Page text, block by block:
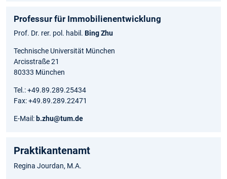
Professur für Immobilienentwicklung
Prof. Dr. rer. pol. habil. Bing Zhu
Technische Universität München
Arcisstraße 21
80333 München
Tel.: +49.89.289.25434
Fax: +49.89.289.22471
E-Mail: b.zhu@tum.de
Praktikantenamt
Regina Jourdan, M.A.